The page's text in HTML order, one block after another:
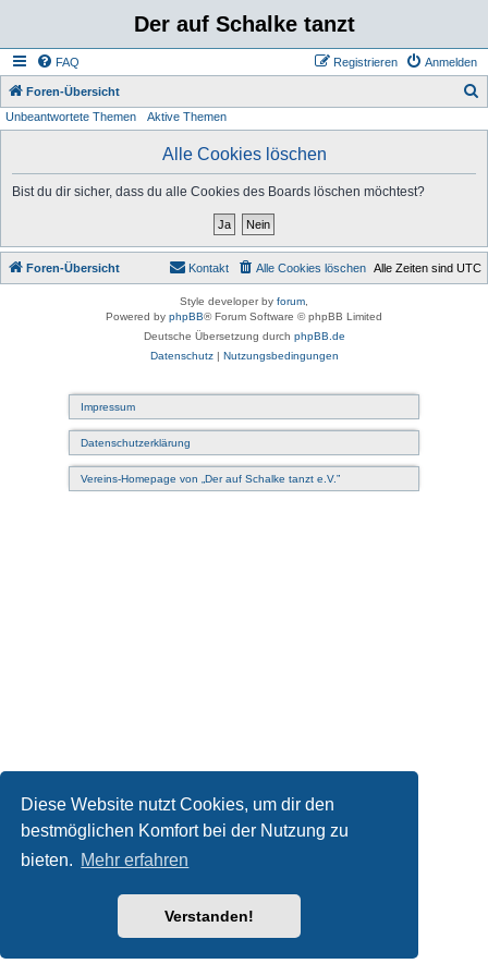
Diese Website nutzt Cookies, um dir den
bestmöglichen Komfort bei der Nutzung zu
bieten. Mehr erfahren
Verstanden!
Der auf Schalke tanzt
FAQ Anmelden
Registrieren
Foren-Übersicht
Unbeantwortete Themen Aktive Themen
Alle Cookies löschen
Bist du dir sicher, dass du alle Cookies des Boards löschen möchtest?
Foren-Übersicht Alle Zeiten sind UTC
Alle Cookies löschen
Kontakt
Style developer by forum
Powered by phpBB® Forum Software © phpBB Limited
Deutsche Übersetzung durch phpBB.de
Datenschutz| Nutzungsbedingungen
Impressum
Datenschutzerklärung
Vereins-Homepage von „Der auf Schalke tanzt e.V.”